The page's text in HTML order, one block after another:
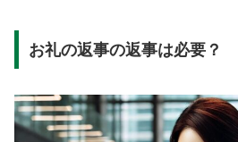
お礼の返事の返事は必要？